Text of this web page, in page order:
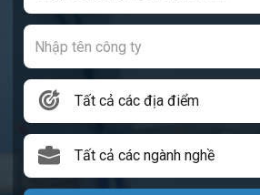
Tất cả các địa điểm
Tất cả các ngành nghề